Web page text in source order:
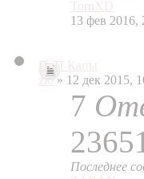
13 фев 2016,
ПвП Капы
zlo» 12 дек 2015,
7
Последнее